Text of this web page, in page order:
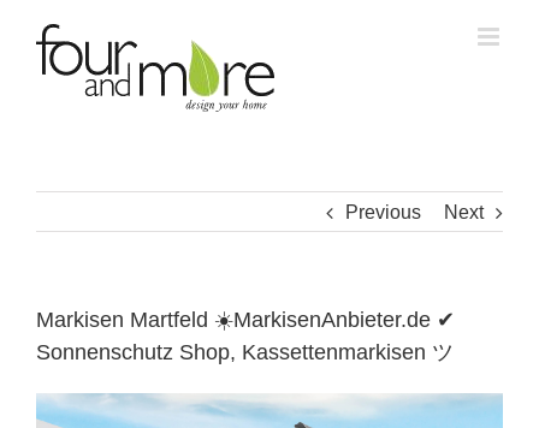
content
Previous Next
Markisen Martfeld ☀️MarkisenAnbieter.de ✔
Sonnenschutz Shop, Kassettenmarkisen ツ